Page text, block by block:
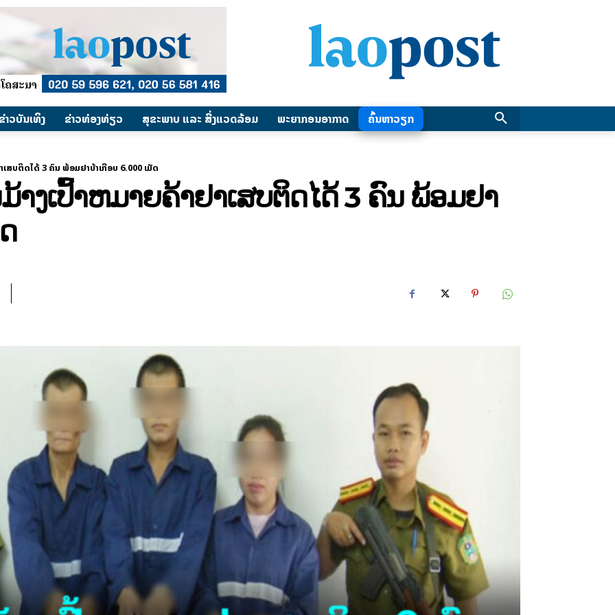
າວບັນເທິງ ​ຂ່າວທ່ອງທ່ຽວ ສຸຂະພາບ ແລະ ສີ່ງແວດລ້ອມ ພະຍາກອນອາກາດ ຄົ້ນຫາວຽກ
ສບຕິດໄດ້ 3 ຄົນ ພ້ອມຢາບ້າເກືອບ 6.000 ເມັດ
ງເປົ້າຫມາຍຄ້າຢາເສບຕິດໄດ້ 3 ຄົນ ພ້ອມຢາ